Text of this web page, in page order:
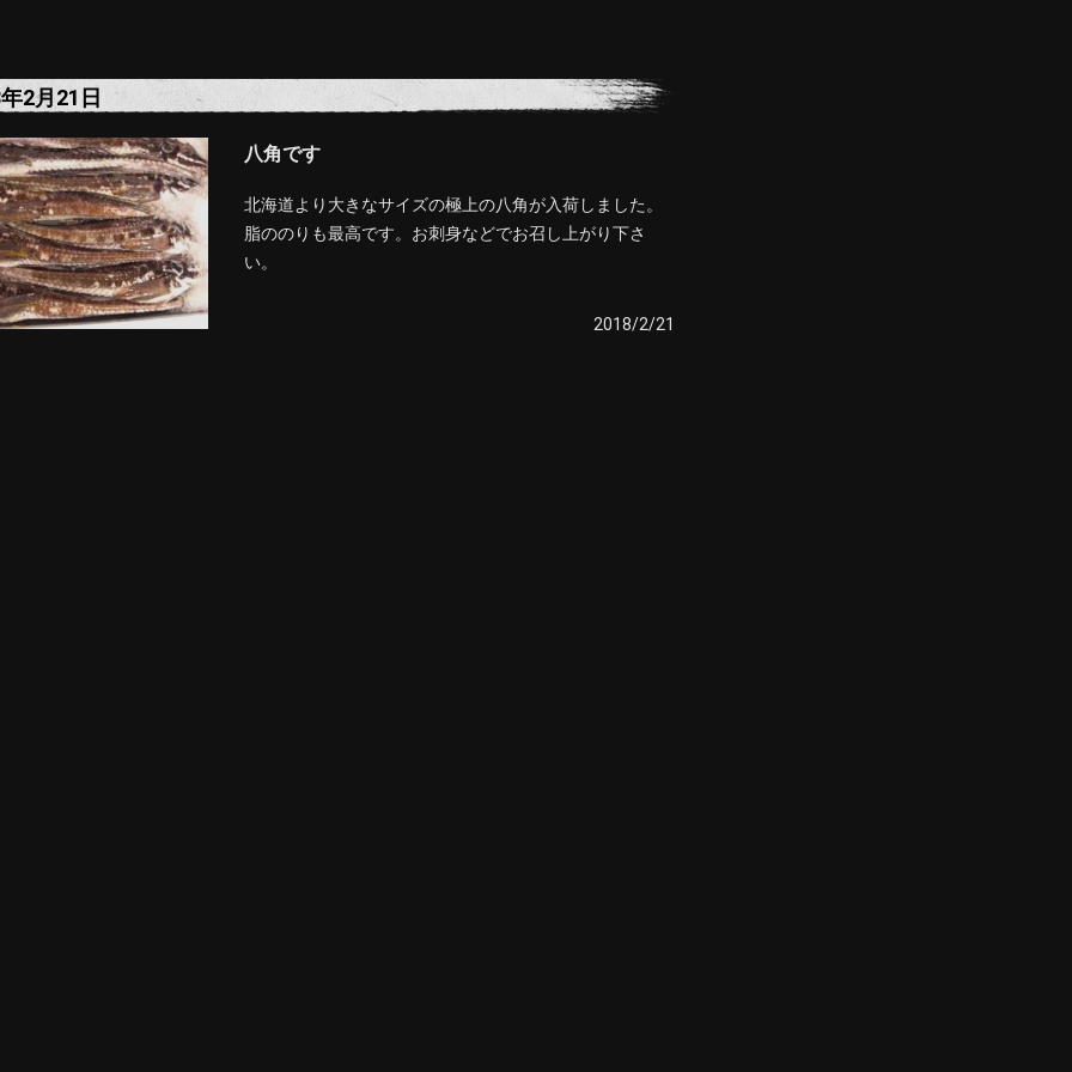
2月21日
八角です
北海道より大きなサイズの極上の八角が入荷しました。
脂ののりも最高です。お刺身などでお召し上がり下さ
い。
2018/2/21